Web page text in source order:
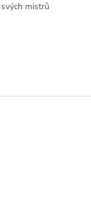
mistrů